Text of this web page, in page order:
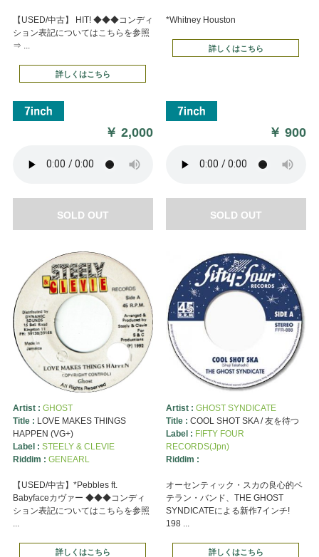
【USED/中古】 HIT! ◆◆◆コンディ
ション表記についてはこちらを参照
⇒ ...
詳しくはこちら
￥2,000
SOLD OUT
*Whitney Houston
詳しくはこちら
￥900
SOLD OUT
Artist : GHOST
Title : LOVE MAKES THINGS
HAPPEN (VG+)
Label : STEELY & CLEVIE
Riddim : GENEARL
【USED/中古】*Pebbles ft.
Babyfaceカヴァー ◆◆◆コンディ
ション表記についてはこちらを参照
...
詳しくはこちら
Artist : GHOST SYNDICATE
Title : COOL SHOT SKA / 友を待つ
Label : FIFTY FOUR
RECORDS(Jpn)
Riddim :
オーセンティック・スカの良心的ベ
テラン・バンド、THE GHOST
SYNDICATEによる新作7インチ!
198 ...
詳しくはこちら